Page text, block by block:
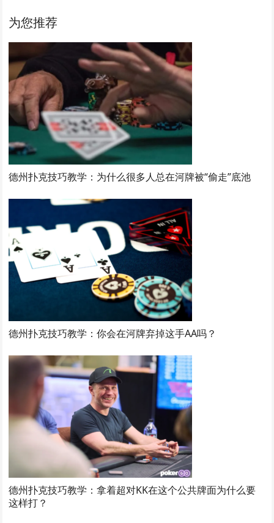
为您推荐
德州扑克技巧教学：为什么很多人总在河牌被“偷走”底池
德州扑克技巧教学：你会在河牌弃掉这手AA吗？
德州扑克技巧教学：拿着超对KK在这个公共牌面为什么要
这样打？